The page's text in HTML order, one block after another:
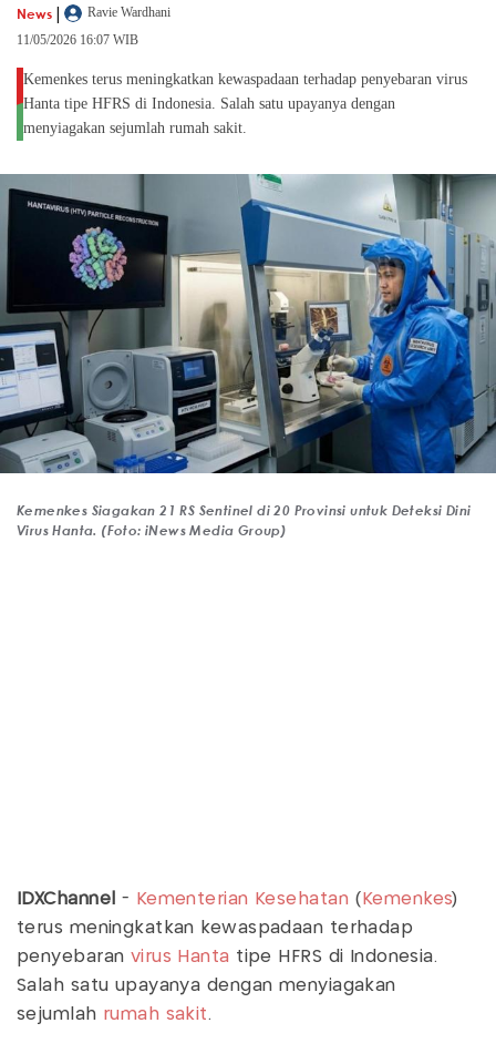
News |
Ravie Wardhani
11/05/2026 16:07 WIB
Kemenkes terus meningkatkan kewaspadaan terhadap penyebaran virus
Hanta tipe HFRS di Indonesia. Salah satu upayanya dengan
menyiagakan sejumlah rumah sakit.
Kemenkes Siagakan 21 RS Sentinel di 20 Provinsi untuk Deteksi Dini
Virus Hanta. (Foto: iNews Media Group)
IDXChannel - Kementerian Kesehatan ( Kemenkes)
terus meningkatkan kewaspadaan terhadap
penyebaran virus Hanta tipe HFRS di Indonesia.
Salah satu upayanya dengan menyiagakan
sejumlah rumah sakit .